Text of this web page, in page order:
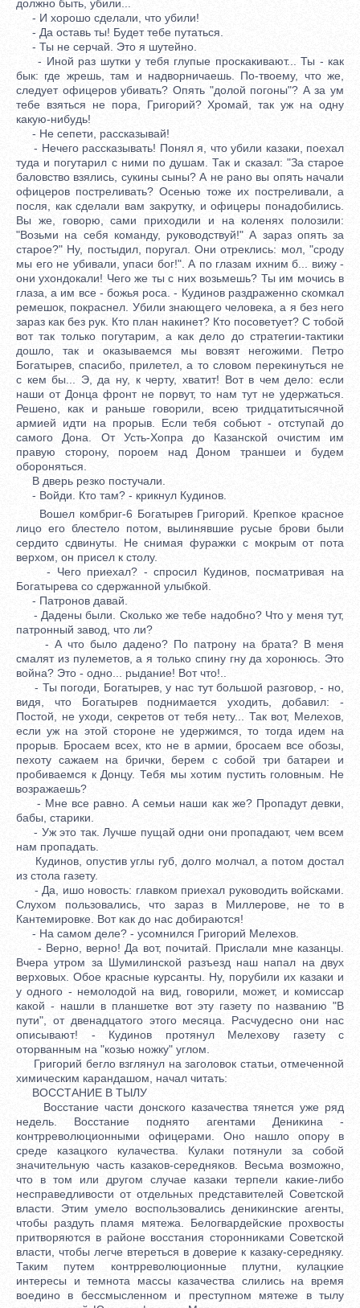
должно быть, убили...
- И хорошо сделали, что убили!
- Да оставь ты! Будет тебе путаться.
- Ты не серчай. Это я шутейно.
- Иной раз шутки у тебя глупые проскакивают... Ты - как
бык: где жрешь, там и надворничаешь. По-твоему, что же,
следует офицеров убивать? Опять "долой погоны"? А за ум
тебе взяться не пора, Григорий? Хромай, так уж на одну
какую-нибудь!
- Не сепети, рассказывай!
- Нечего рассказывать! Понял я, что убили казаки, поехал
туда и погутарил с ними по душам. Так и сказал: "За старое
баловство взялись, сукины сыны? А не рано вы опять начали
офицеров постреливать? Осенью тоже их постреливали, а
посля, как сделали вам закрутку, и офицеры понадобились.
Вы же, говорю, сами приходили и на коленях полозили:
"Возьми на себя команду, руководствуй!" А зараз опять за
старое?" Ну, постыдил, поругал. Они отреклись: мол, "сроду
мы его не убивали, упаси бог!". А по глазам ихним б... вижу -
они ухондокали! Чего же ты с них возьмешь? Ты им мочись в
глаза, а им все - божья роса. - Кудинов раздраженно скомкал
ремешок, покраснел. Убили знающего человека, а я без него
зараз как без рук. Кто план накинет? Кто посоветует? С тобой
вот так только погутарим, а как дело до стратегии-тактики
дошло, так и оказываемся мы вовзят негожими. Петро
Богатырев, спасибо, прилетел, а то словом перекинуться не
с кем бы... Э, да ну, к черту, хватит! Вот в чем дело: если
наши от Донца фронт не порвут, то нам тут не удержаться.
Решено, как и раньше говорили, всею тридцатитысячной
армией идти на прорыв. Если тебя собьют - отступай до
самого Дона. От Усть-Хопра до Казанской очистим им
правую сторону, пороем над Доном траншеи и будем
обороняться.
В дверь резко постучали.
- Войди. Кто там? - крикнул Кудинов.
Вошел комбриг-6 Богатырев Григорий. Крепкое красное
лицо его блестело потом, вылинявшие русые брови были
сердито сдвинуты. Не снимая фуражки с мокрым от пота
верхом, он присел к столу.
- Чего приехал? - спросил Кудинов, посматривая на
Богатырева со сдержанной улыбкой.
- Патронов давай.
- Дадены были. Сколько же тебе надобно? Что у меня тут,
патронный завод, что ли?
- А что было дадено? По патрону на брата? В меня
смалят из пулеметов, а я только спину гну да хоронюсь. Это
война? Это - одно... рыдание! Вот что!..
- Ты погоди, Богатырев, у нас тут большой разговор, - но,
видя, что Богатырев поднимается уходить, добавил: -
Постой, не уходи, секретов от тебя нету... Так вот, Мелехов,
если уж на этой стороне не удержимся, то тогда идем на
прорыв. Бросаем всех, кто не в армии, бросаем все обозы,
пехоту сажаем на брички, берем с собой три батареи и
пробиваемся к Донцу. Тебя мы хотим пустить головным. Не
возражаешь?
- Мне все равно. А семьи наши как же? Пропадут девки,
бабы, старики.
- Уж это так. Лучше пущай одни они пропадают, чем всем
нам пропадать.
Кудинов, опустив углы губ, долго молчал, а потом достал
из стола газету.
- Да, ишо новость: главком приехал руководить войсками.
Слухом пользовались, что зараз в Миллерове, не то в
Кантемировке. Вот как до нас добираются!
- На самом деле? - усомнился Григорий Мелехов.
- Верно, верно! Да вот, почитай. Прислали мне казанцы.
Вчера утром за Шумилинской разъезд наш напал на двух
верховых. Обое красные курсанты. Ну, порубили их казаки и
у одного - немолодой на вид, говорили, может, и комиссар
какой - нашли в планшетке вот эту газету по названию "В
пути", от двенадцатого этого месяца. Расчудесно они нас
описывают! - Кудинов протянул Мелехову газету с
оторванным на "козью ножку" углом.
Григорий бегло взглянул на заголовок статьи, отмеченной
химическим карандашом, начал читать:
ВОССТАНИЕ В ТЫЛУ
Восстание части донского казачества тянется уже ряд
недель. Восстание поднято агентами Деникина -
контрреволюционными офицерами. Оно нашло опору в
среде казацкого кулачества. Кулаки потянули за собой
значительную часть казаков-середняков. Весьма возможно,
что в том или другом случае казаки терпели какие-либо
несправедливости от отдельных представителей Советской
власти. Этим умело воспользовались деникинские агенты,
чтобы раздуть пламя мятежа. Белогвардейские прохвосты
притворяются в районе восстания сторонниками Советской
власти, чтобы легче втереться в доверие к казаку-середняку.
Таким путем контрреволюционные плутни, кулацкие
интересы и темнота массы казачества слились на время
воедино в бессмысленном и преступном мятеже в тылу